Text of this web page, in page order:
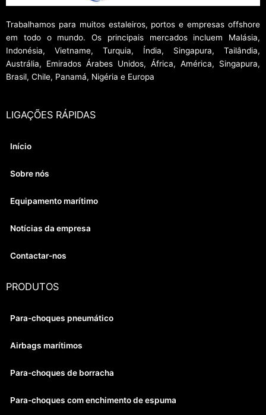
Trabalhamos para muitos estaleiros, portos e empresas offshore
em todo o mundo. Os principais mercados incluem Malásia,
Indonésia, Vietname, Turquia, Índia, Singapura, Tailândia,
Austrália, Emirados Árabes Unidos, África, América, Singapura,
Brasil, Chile, Panamá, Nigéria e Europa
LIGAÇÕES RÁPIDAS
Início
Sobre nós
Equipamento marítimo
Notícias da empresa
Contactar-nos
PRODUTOS
Para-choques pneumático
Airbags marítimos
Para-choques de borracha
Para-choques com enchimento de espuma